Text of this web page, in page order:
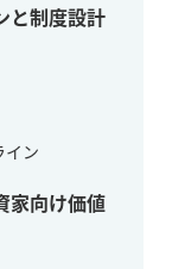
と制度設計
イン
家向け価値